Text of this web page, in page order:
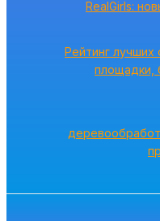
RealGirls:
Рейтинг лучших
площадки,